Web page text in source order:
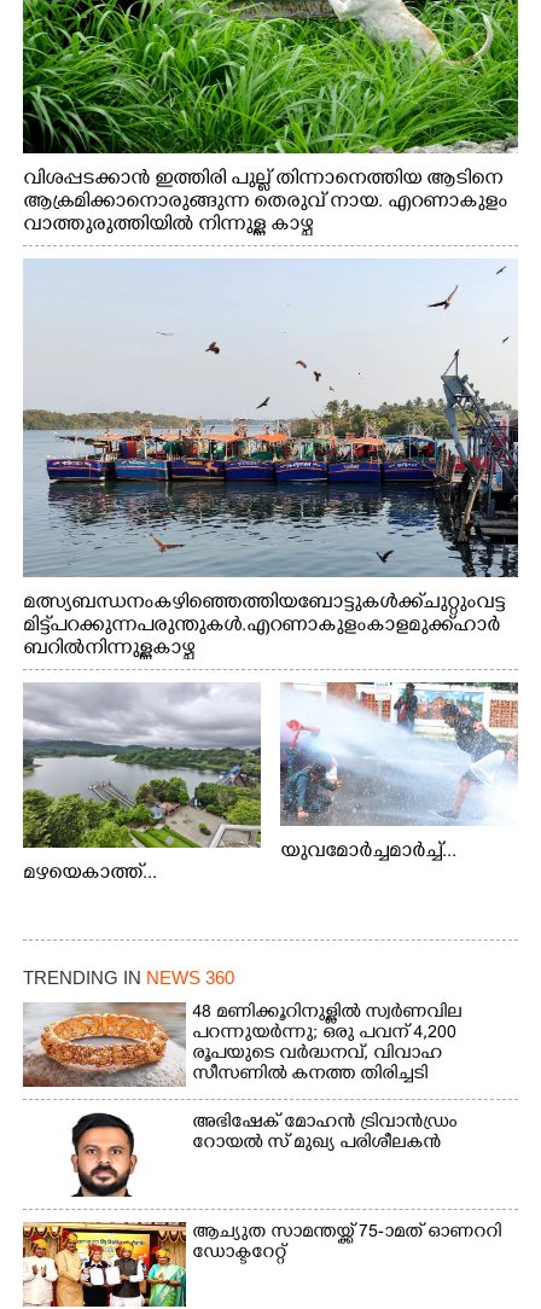
വിശപ്പടക്കാൻ ഇത്തിരി പുല്ല് തിന്നാനെത്തിയ ആടിനെ
ആക്രമിക്കാനൊരുങ്ങുന്ന തെരുവ് നായ. എറണാകുളം
വാത്തുരുത്തിയിൽ നിന്നുള്ള കാഴ്ച
മത്സ്യബന്ധനം കഴിഞ്ഞെത്തിയ ബോട്ടുകൾക്ക് ചുറ്റും വട്ട
മിട്ട് പറക്കുന്ന പരുന്തുകൾ. എറണാകുളം കാളമുക്ക് ഹാർ
ബറിൽ നിന്നുള്ള കാഴ്ച
മഴയെകാത്ത്...
യുവമോർച്ചമാർച്ച്...
TRENDING IN NEWS 360
48 മണിക്കൂറിനുള്ളിൽ സ്വർണവില
പറന്നുയർന്നു; ഒരു പവന് 4,200
രൂപയുടെ വർദ്ധനവ്, വിവാഹ
സീസണിൽ കനത്ത തിരിച്ചടി
അഭിഷേക് മോഹൻ ട്രിവാൻഡ്രം
റോയൽ സ് മുഖ്യ പരിശീലകൻ
ആച്യുത സാമന്തയ്ക്ക് 75-ാമത് ഓണററി
ഡോക്ടറേറ്റ്